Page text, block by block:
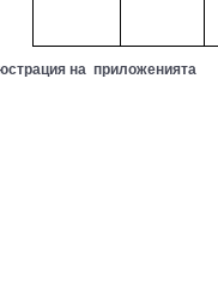
на приложенията